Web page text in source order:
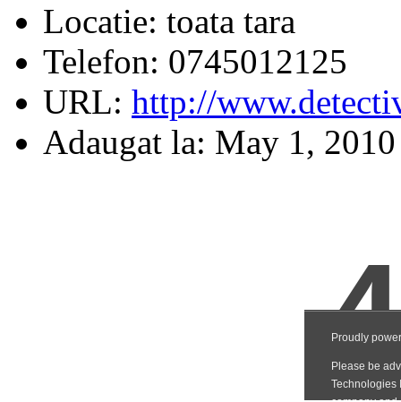
Locatie: toata tara
Telefon: 0745012125
URL: http://
Adaugat la: May 1,